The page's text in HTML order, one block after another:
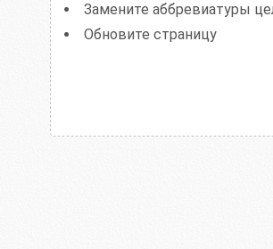
Замените аббревиатуры
Обновите страницу